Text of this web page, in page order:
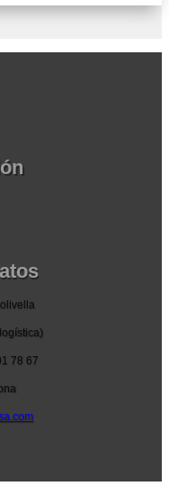
€.
precio
es:
78 67